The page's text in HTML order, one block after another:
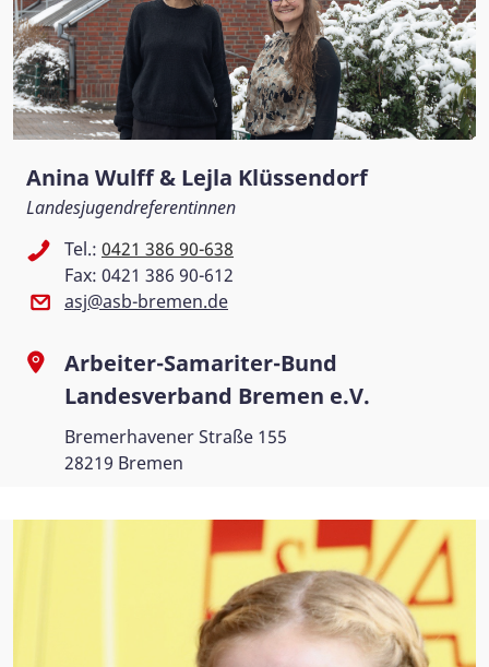
Anina Wulff & Lejla Klüssendorf
Landesjugendreferentinnen
Tel.: 0421 386 90-638
Fax: 0421 386 90-612
asj@asb-bremen.de
Arbeiter-Samariter-Bund
Landesverband Bremen e.V.
Bremerhavener Straße 155
28219 Bremen